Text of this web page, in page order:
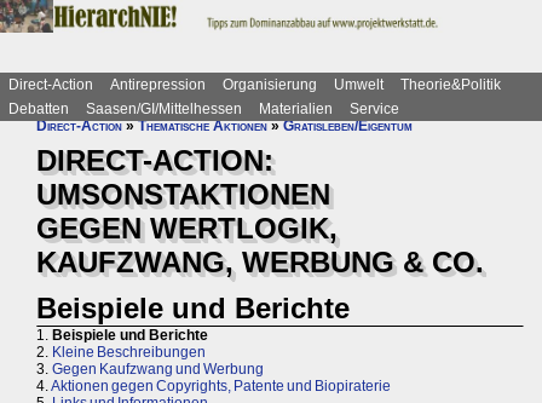
Direct-Action Antirepression Organisierung Umwelt
Theorie&Politik
Debatten
Saasen/GI/Mittelhessen Materialien
Service
Direct-Action»Thematische Aktionen»Gratisleben/Eigentum
DIRECT-ACTION:
UMSONSTAKTIONEN
GEGEN WERTLOGIK,
KAUFZWANG, WERBUNG & CO.
Beispiele und Berichte
1. Beispiele und Berichte
2. Kleine Beschreibungen
3. Gegen Kaufzwang und Werbung
4.Aktionen gegen Copyrights, Patente und Biopiraterie